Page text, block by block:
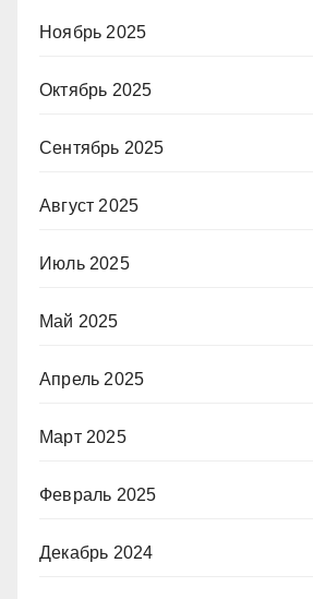
Ноябрь 2025
Октябрь 2025
Сентябрь 2025
Август 2025
Июль 2025
Май 2025
Апрель 2025
Март 2025
Февраль 2025
Декабрь 2024